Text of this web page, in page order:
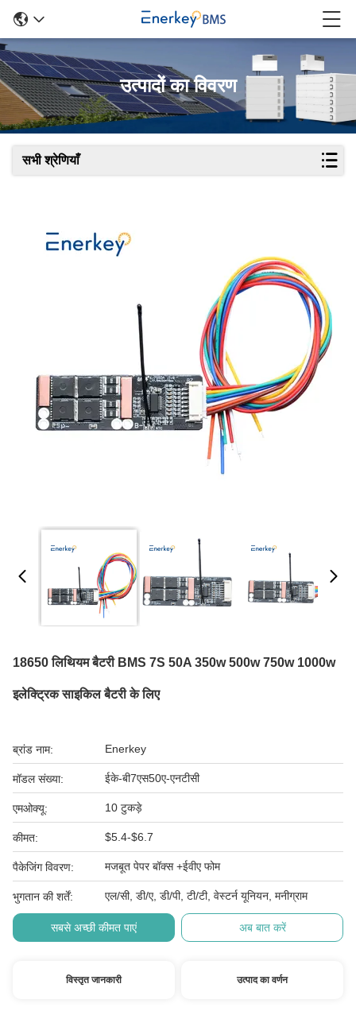
उत्पादों का विवरण
सभी श्रेणियाँ
18650 लिथियम बैटरी BMS 7S 50A 350w 500w 750w 1000w
इलेक्ट्रिक साइकिल बैटरी के लिए
ब्रांड नाम: Enerkey
मॉडल संख्या: ईके-बी7एस50ए-एनटीसी
एमओक्यू: 10 टुकड़े
कीमत: $5.4-$6.7
पैकेजिंग विवरण: मजबूत पेपर बॉक्स +ईवीए फोम
भुगतान की शर्तें: एल/सी, डी/ए, डी/पी, टी/टी, वेस्टर्न यूनियन, मनीग्राम
सबसे अच्छी कीमत पाएं अब बात करें
विस्तृत जानकारी उत्पाद का वर्णन